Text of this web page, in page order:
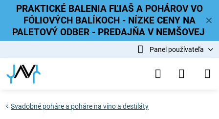
✕
PRAKTICKÉ BALENIA FĽIAŠ A POHÁROV VO
FÓLIOVÝCH BALÍKOCH - NÍZKE CENY NA
PALETOVÝ ODBER - PREDAJŇA V NEMŠOVEJ
Panel používateľa
Svadobné poháre a poháre na víno a destiláty